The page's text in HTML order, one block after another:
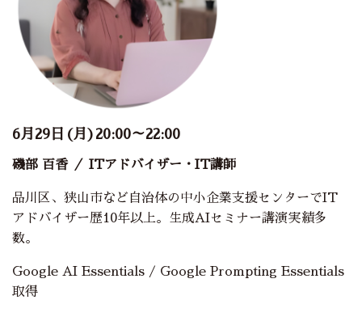
6月29日(月)20:00～22:00
磯部 百香 ／ ITアドバイザー・IT講師
品川区、狭山市など自治体の中小企業支援センターでIT
アドバイザー歴10年以上。生成AIセミナー講演実績多
数。
Google AI Essentials / Google Prompting Essentials
取得